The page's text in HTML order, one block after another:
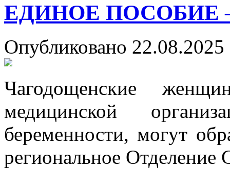
ЕДИНОЕ
Опубликовано
Чагодощенские
медицинской
беременности, могут
региональное Отделение